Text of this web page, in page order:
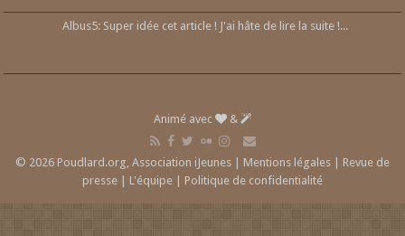
Albus5: Super idée cet article ! J'ai hâte de lire la suite !...
Animé avec &
© 2026 Poudlard.org, Association iJeunes | Mentions légales | Revue de
presse | L'équipe | Politique de confidentialité